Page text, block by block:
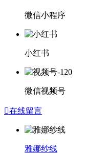
微信小程序
小红书
微信视频号
在线留言
雅娜纱线